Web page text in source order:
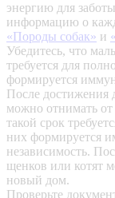
энергию для
информацию о
«Породы собак» и
Убедитесь, что
требуется для
формируется
После достижения
можно отнимать
такой срок
них формируется
независимость.
щенков или котят
новый дом.
Проверьте